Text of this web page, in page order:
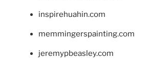
inspirehuahin.com
memmingerspainting.com
jeremypbeasley.com